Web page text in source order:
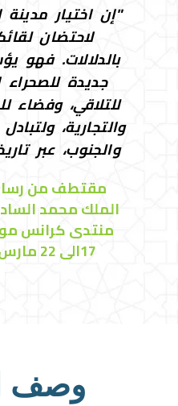
"إن اختيار مدينة
لاحتضان
بالدلالات. فهو
جديدة للصحراء
للتلاقي، وفضاء
والتجارية،
والجنوب، عبر
مقتطف من
الملك محمد
منتدى كرانس
17الى 22 مارس 2016 بالداخلة
وصف